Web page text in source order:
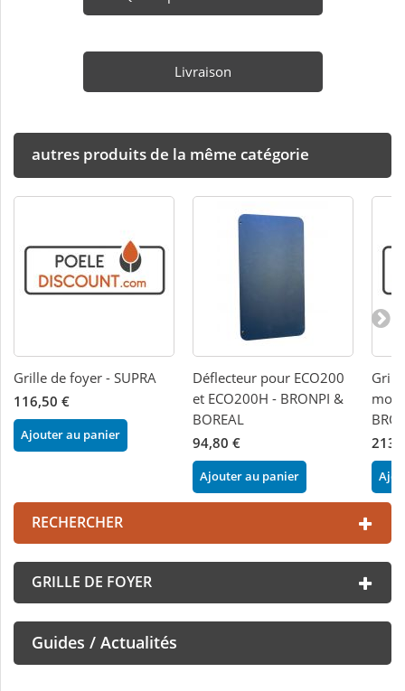
Livraison
autres produits de la même catégorie
Grille de foyer - SUPRA
116,50 €
Ajouter au panier
Déflecteur pour ECO200
et ECO200H - BRONPI &
BOREAL
94,80 €
Ajouter au panier
RECHERCHER
GRILLE DE FOYER
Guides / Actualités